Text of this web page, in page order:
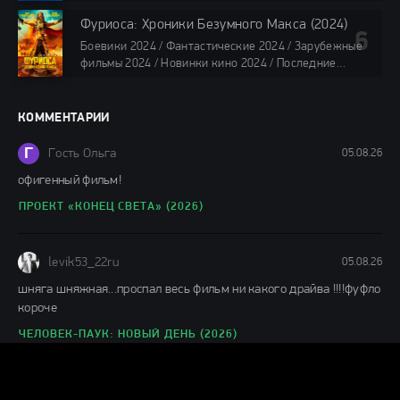
/ Фильмы 2024 / Популярные фильмы / Смотреть
фильмы онлайн
88 мин.
Фуриоса: Хроники Безумного Макса (2024)
Боевики 2024 / Фантастические 2024 / Зарубежные
фильмы 2024 / Новинки кино 2024 / Последние
фильмы онлайн
КОММЕНТАРИИ
Г Гость Ольга 05.08.26
офигенный фильм!
ПРОЕКТ «КОНЕЦ СВЕТА» (2026)
levik53_22ru 05.08.26
шняга шняжная...проспал весь фильм ни какого драйва !!!!фуфло
короче
ЧЕЛОВЕК-ПАУК: НОВЫЙ ДЕНЬ (2026)